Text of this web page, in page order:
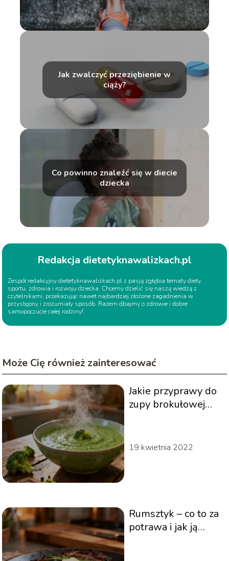
Jak zwalczyć przeziębienie w
ciąży?
Co powinno znaleźć się w diecie
dziecka
Redakcja dietetyknawalizkach.pl
Zespół redakcyjny dietetyknawalizkach.pl z pasją zgłębia tematy diety,
sportu, zdrowia i rozwoju dziecka. Chcemy dzielić się naszą wiedzą z
czytelnikami, przekazując nawet najbardziej złożone zagadnienia w
przystępny i zrozumiały sposób. Razem dbajmy o zdrowie i dobre
samopoczucie całej rodziny!
Może Cię również zainteresować
Jakie przyprawy do
zupy brokułowej
19 kwietnia 2022
Rumsztyk – co to za
potrawa i jak ją